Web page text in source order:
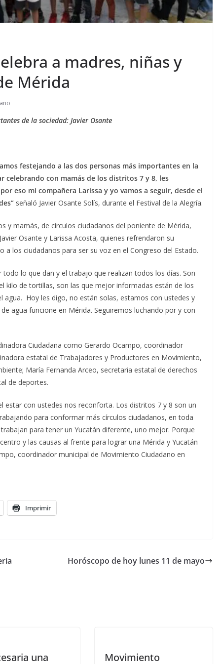
a madres, niñas y
Mérida
de la sociedad: Javier Osante
festejando a las dos personas más importantes en la
celebrando con mamás de los distritos 7 y 8, les
eso mi compañera Larissa y yo vamos a seguir, desde el
señaló Javier Osante Solís, durante el Festival de la Alegría.
y mamás, de círculos ciudadanos del poniente de Mérida,
Osante y Larissa Acosta, quienes refrendaron su
los ciudadanos para ser su voz en el Congreso del Estado.
lo que dan y el trabajo que realizan todos los días. Son
kilo de tortillas, son las que mejor informadas están de los
Hoy les digo, no están solas, estamos con ustedes y
agua funcione en Mérida. Seguiremos luchando por y con
Ciudadana como Gerardo Ocampo, coordinador
estatal de Trabajadores y Productores en Movimiento,
María Fernanda Arceo, secretaria estatal de derechos
de deportes.
estar con ustedes nos reconforta. Los distritos 7 y 8 son un
para conformar más círculos ciudadanos, en toda
para tener un Yucatán diferente, uno mejor. Porque
y las causas al frente para lograr una Mérida y Yucatán
coordinador municipal de Movimiento Ciudadano en
Imprimir
Horóscopo de hoy lunes 11 de mayo
una
Movimiento